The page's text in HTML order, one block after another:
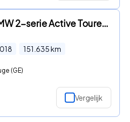
BMW 2-serie Active Tourer - 216d Sportline Corporate Lease High Executive Aut. *LEATHER
151.635km
(GE)
Vergelijk